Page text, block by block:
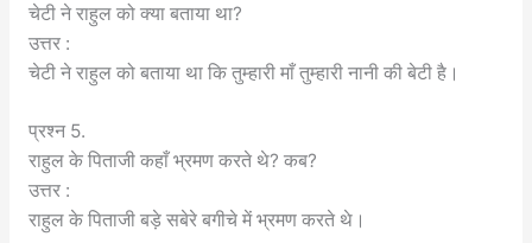
चेटी ने राहुल को क्या बताया था?
उत्तर :
चेटी ने राहुल को बताया था कि तुम्हारी माँ तुम्हारी नानी की बेटी है।
प्रश्न 5.
राहुल के पिताजी कहाँ भ्रमण करते थे? कब?
उत्तर :
राहुल के पिताजी बड़े सबेरे बगीचे में भ्रमण करते थे।